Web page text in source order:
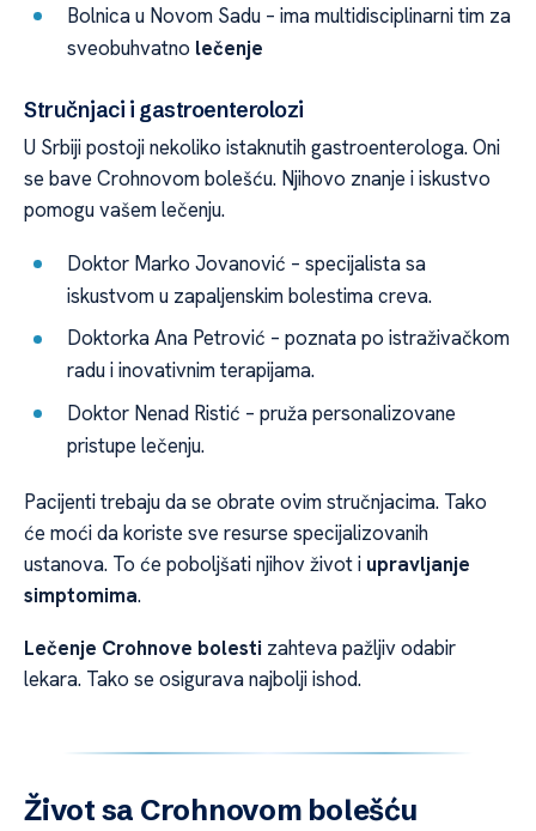
Bolnica u Novom Sadu – ima multidisciplinarni tim za
sveobuhvatno lečenje
Stručnjaci i gastroenterolozi
U Srbiji postoji nekoliko istaknutih gastroenterologa. Oni
se bave Crohnovom bolešću. Njihovo znanje i iskustvo
pomogu vašem lečenju.
Doktor Marko Jovanović – specijalista sa
iskustvom u zapaljenskim bolestima creva.
Doktorka Ana Petrović – poznata po istraživačkom
radu i inovativnim terapijama.
Doktor Nenad Ristić – pruža personalizovane
pristupe lečenju.
Pacijenti trebaju da se obrate ovim stručnjacima. Tako
će moći da koriste sve resurse specijalizovanih
ustanova. To će poboljšati njihov život i upravljanje
simptomima.
Lečenje Crohnove bolesti zahteva pažljiv odabir
lekara. Tako se osigurava najbolji ishod.
Život sa Crohnovom bolešću